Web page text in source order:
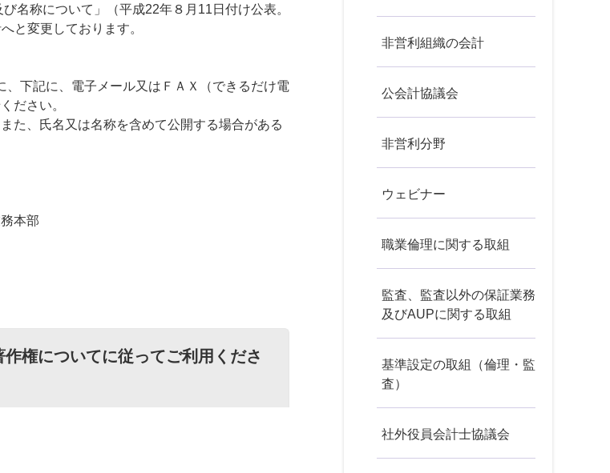
名称について」（平成22年８月11日付け公表。
と変更しております。
下記に、電子メール又はＦＡＸ（できるだけ電
ださい。
た、氏名又は名称を含めて公開する場合がある
本部
作権についてに従ってご利用くださ
非営利組織の会計
公会計協議会
非営利分野
ウェビナー
職業倫理に関する取組
監査、監査以外の保証業務
及びAUPに関する取組
基準設定の取組（倫理・監
査）
社外役員会計士協議会